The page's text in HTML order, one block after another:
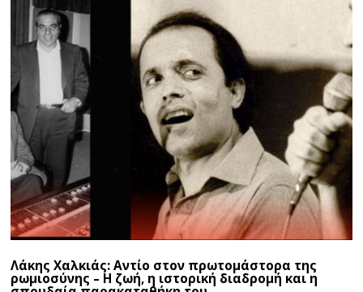
Λάκης Χαλκιάς: Αντίο στον πρωτομάστορα της
ρωμιοσύνης – Η ζωή, η ιστορική διαδρομή και η